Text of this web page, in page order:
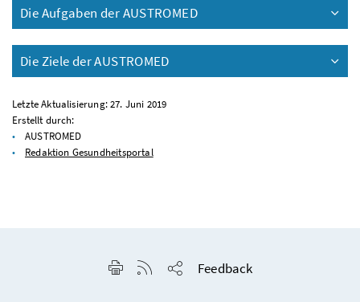
Die Aufgaben der AUSTROMED
Die Ziele der AUSTROMED
Letzte Aktualisierung: 27. Juni 2019
Erstellt durch:
AUSTROMED
Redaktion Gesundheitsportal
Seite drucken
RSS-Feed anzeigen
Feedback